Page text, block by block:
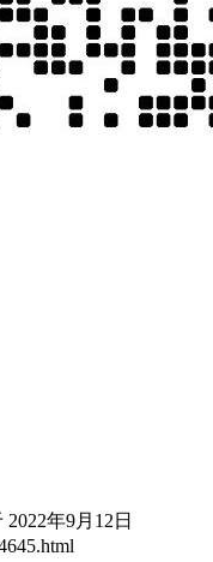
2022年9月12日